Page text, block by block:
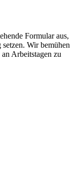
Formular aus,
Wir bemühen
Arbeitstagen zu